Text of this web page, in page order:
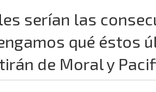
serían las
qué éstos
de Moral y